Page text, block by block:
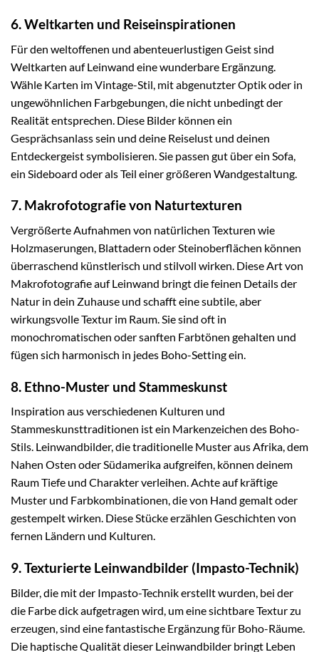
6. Weltkarten und Reiseinspirationen
Für den weltoffenen und abenteuerlustigen Geist sind
Weltkarten auf Leinwand eine wunderbare Ergänzung.
Wähle Karten im Vintage-Stil, mit abgenutzter Optik oder in
ungewöhnlichen Farbgebungen, die nicht unbedingt der
Realität entsprechen. Diese Bilder können ein
Gesprächsanlass sein und deine Reiselust und deinen
Entdeckergeist symbolisieren. Sie passen gut über ein Sofa,
ein Sideboard oder als Teil einer größeren Wandgestaltung.
7. Makrofotografie von Naturtexturen
Vergrößerte Aufnahmen von natürlichen Texturen wie
Holzmaserungen, Blattadern oder Steinoberflächen können
überraschend künstlerisch und stilvoll wirken. Diese Art von
Makrofotografie auf Leinwand bringt die feinen Details der
Natur in dein Zuhause und schafft eine subtile, aber
wirkungsvolle Textur im Raum. Sie sind oft in
monochromatischen oder sanften Farbtönen gehalten und
fügen sich harmonisch in jedes Boho-Setting ein.
8. Ethno-Muster und Stammeskunst
Inspiration aus verschiedenen Kulturen und
Stammeskunsttraditionen ist ein Markenzeichen des Boho-
Stils. Leinwandbilder, die traditionelle Muster aus Afrika, dem
Nahen Osten oder Südamerika aufgreifen, können deinem
Raum Tiefe und Charakter verleihen. Achte auf kräftige
Muster und Farbkombinationen, die von Hand gemalt oder
gestempelt wirken. Diese Stücke erzählen Geschichten von
fernen Ländern und Kulturen.
9. Texturierte Leinwandbilder (Impasto-Technik)
Bilder, die mit der Impasto-Technik erstellt wurden, bei der
die Farbe dick aufgetragen wird, um eine sichtbare Textur zu
erzeugen, sind eine fantastische Ergänzung für Boho-Räume.
Die haptische Qualität dieser Leinwandbilder bringt Leben